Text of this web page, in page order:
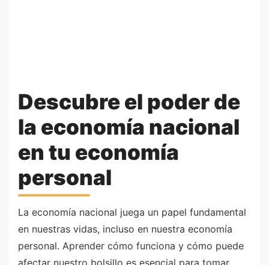
Descubre el poder de
la economía nacional
en tu economía
personal
La economía nacional juega un papel fundamental
en nuestras vidas, incluso en nuestra economía
personal. Aprender cómo funciona y cómo puede
afectar nuestro bolsillo es esencial para tomar